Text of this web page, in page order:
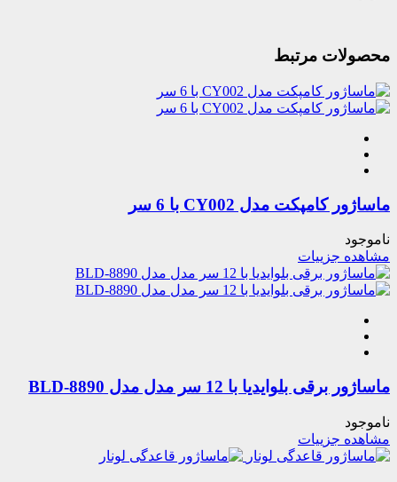
محصولات مرتبط
ماساژور کامپکت مدل CY002 با 6 سر
ناموجود
مشاهده جزییات
ماساژور برقی بلوایدیا با 12 سر مدل مدل BLD-8890
ناموجود
مشاهده جزییات